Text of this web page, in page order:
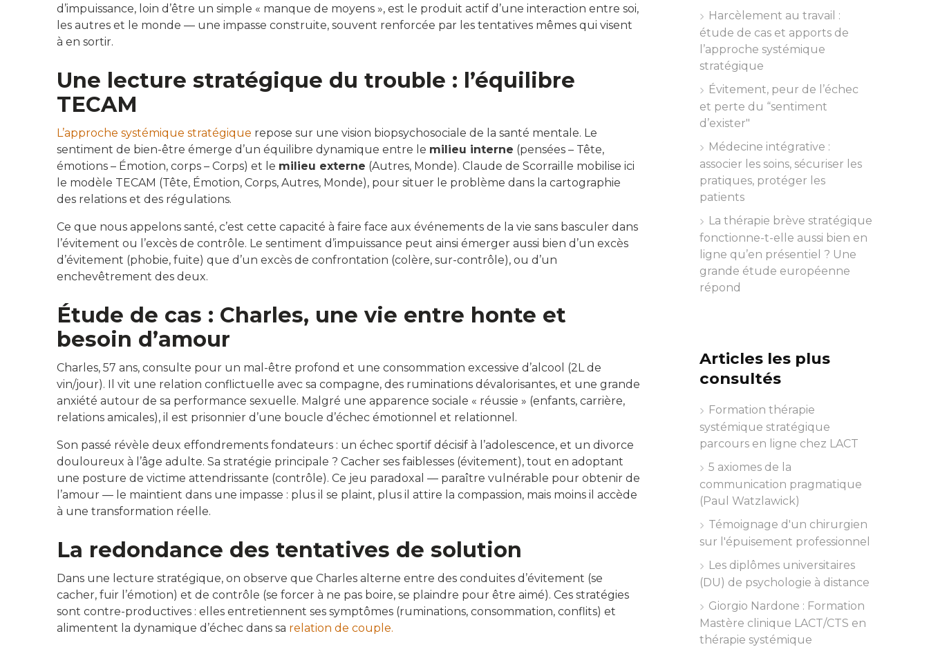
Harcèlement au travail :
étude de cas et apports de
l’approche systémique
stratégique
Évitement, peur de l’échec
et perte du “sentiment
d’exister"
Médecine intégrative :
associer les soins, sécuriser les
pratiques, protéger les
patients
La thérapie brève stratégique
fonctionne-t-elle aussi bien en
ligne qu’en présentiel ? Une
grande étude européenne
répond
Articles les plus
consultés
Formation thérapie
systémique stratégique
parcours en ligne chez LACT
5 axiomes de la
communication pragmatique
(Paul Watzlawick)
Témoignage d'un chirurgien
sur l'épuisement professionnel
Les diplômes universitaires
(DU) de psychologie à distance
Giorgio Nardone : Formation
Mastère clinique LACT/CTS en
thérapie systémique
d’impuissance, loin d’être un simple « manque de moyens », est le produit actif d’une interaction entre soi,
les autres et le monde — une impasse construite, souvent renforcée par les tentatives mêmes qui visent
à en sortir.
Une lecture stratégique du trouble : l’équilibre
TECAM
L’approche systémique stratégique repose sur une vision biopsychosociale de la santé mentale. Le
sentiment de bien-être émerge d’un équilibre dynamique entre le milieu interne (pensées – Tête,
émotions – Émotion, corps – Corps) et le milieu externe (Autres, Monde). Claude de Scorraille mobilise ici
le modèle TECAM (Tête, Émotion, Corps, Autres, Monde), pour situer le problème dans la cartographie
des relations et des régulations.
Ce que nous appelons santé, c’est cette capacité à faire face aux événements de la vie sans basculer dans
l’évitement ou l’excès de contrôle. Le sentiment d’impuissance peut ainsi émerger aussi bien d’un excès
d’évitement (phobie, fuite) que d’un excès de confrontation (colère, sur-contrôle), ou d’un
enchevêtrement des deux.
Étude de cas : Charles, une vie entre honte et
besoin d’amour
Charles, 57 ans, consulte pour un mal-être profond et une consommation excessive d’alcool (2L de
vin/jour). Il vit une relation conflictuelle avec sa compagne, des ruminations dévalorisantes, et une grande
anxiété autour de sa performance sexuelle. Malgré une apparence sociale « réussie » (enfants, carrière,
relations amicales), il est prisonnier d’une boucle d’échec émotionnel et relationnel.
Son passé révèle deux effondrements fondateurs : un échec sportif décisif à l’adolescence, et un divorce
douloureux à l’âge adulte. Sa stratégie principale ? Cacher ses faiblesses (évitement), tout en adoptant
une posture de victime attendrissante (contrôle). Ce jeu paradoxal — paraître vulnérable pour obtenir de
l’amour — le maintient dans une impasse : plus il se plaint, plus il attire la compassion, mais moins il accède
à une transformation réelle.
La redondance des tentatives de solution
Dans une lecture stratégique, on observe que Charles alterne entre des conduites d’évitement (se
cacher, fuir l’émotion) et de contrôle (se forcer à ne pas boire, se plaindre pour être aimé). Ces stratégies
sont contre-productives : elles entretiennent ses symptômes (ruminations, consommation, conflits) et
alimentent la dynamique d’échec dans sa relation de couple.